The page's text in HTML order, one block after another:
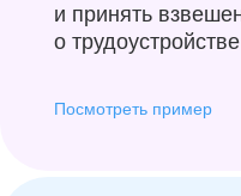
и принять
о трудоустройстве
Посмотреть пример